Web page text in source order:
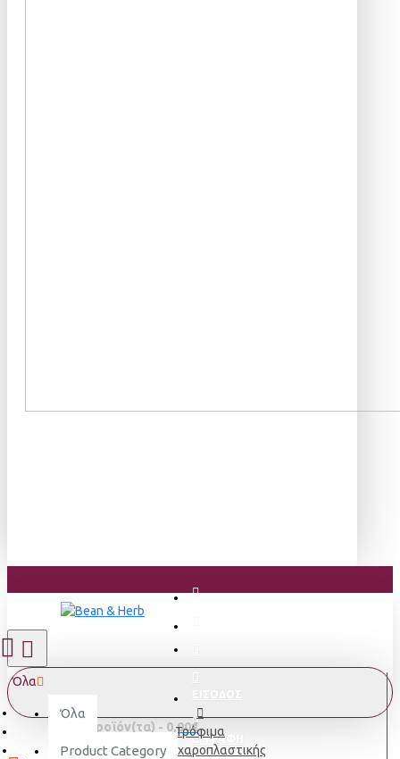
ΕΓΓΡΑΦΗ
Όλα
Όλα
Product Category
0 προϊόν(τα) - 0,00€Τρόφιμα
Είδη Ζαχαροπλαστικής